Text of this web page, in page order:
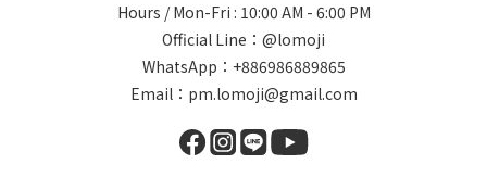
Hours / Mon-Fri : 10:00 AM - 6:00 PM
Official Line：@lomoji
WhatsApp：+886986889865
Email：pm.lomoji@gmail.com